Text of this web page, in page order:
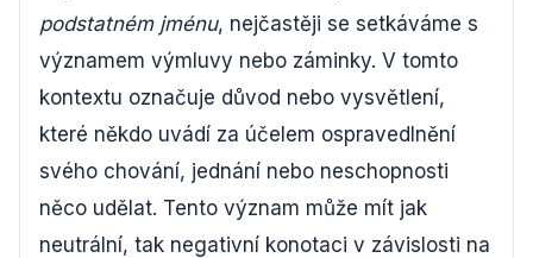
podstatném jménu, nejčastěji se setkáváme s
významem výmluvy nebo záminky. V tomto
kontextu označuje důvod nebo vysvětlení,
které někdo uvádí za účelem ospravedlnění
svého chování, jednání nebo neschopnosti
něco udělat. Tento význam může mít jak
neutrální, tak negativní konotaci v závislosti na